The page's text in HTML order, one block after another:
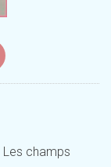
Les champs